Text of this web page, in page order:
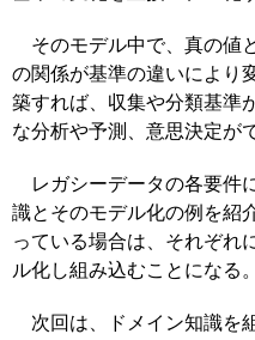
そのモデル中で、真の値
の関係が基準の違いにより
築すれば、収集や分類基準
な分析や予測、意思決定が
レガシーデータの各要件
識とそのモデル化の例を紹
っている場合は、それぞれ
ル化し組み込むことになる。
次回は、ドメイン知識を